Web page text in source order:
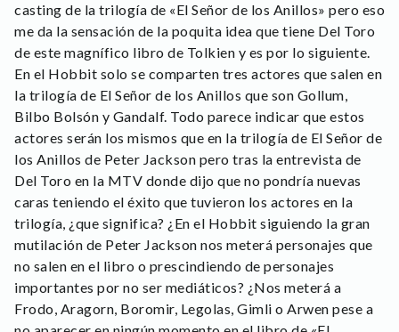
casting de la trilogía de «El Señor de los Anillos» pero eso
me da la sensación de la poquita idea que tiene Del Toro
de este magnífico libro de Tolkien y es por lo siguiente.
En el Hobbit solo se comparten tres actores que salen en
la trilogía de El Señor de los Anillos que son Gollum,
Bilbo Bolsón y Gandalf. Todo parece indicar que estos
actores serán los mismos que en la trilogía de El Señor de
los Anillos de Peter Jackson pero tras la entrevista de
Del Toro en la MTV donde dijo que no pondría nuevas
caras teniendo el éxito que tuvieron los actores en la
trilogía, ¿que significa? ¿En el Hobbit siguiendo la gran
mutilación de Peter Jackson nos meterá personajes que
no salen en el libro o prescindiendo de personajes
importantes por no ser mediáticos? ¿Nos meterá a
Frodo, Aragorn, Boromir, Legolas, Gimli o Arwen pese a